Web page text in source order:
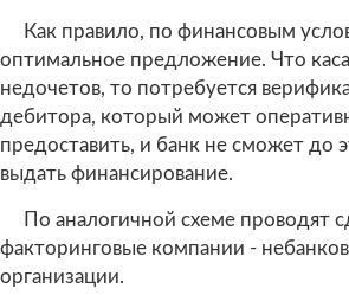
Как правило, по финансовым
оптимальное предложение. Что
недочетов, то потребуется
дебитора, который может
предоставить, и банк не сможет до
выдать финансирование.
По аналогичной схеме проводят
факторинговые компании -
организации.